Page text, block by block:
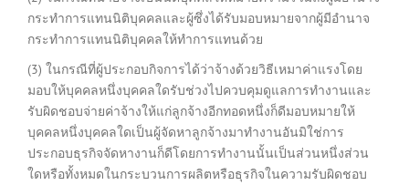
กระทำการแทนนิติบุคคลและผู้ซึ่งได้รับมอบหมายจากผู้มีอำนาจ
กระทำการแทนนิติบุคคลให้ทำการแทนด้วย
(3) ในกรณีที่ผู้ประกอบกิจการได้ว่าจ้างด้วยวิธีเหมาค่าแรงโดย
มอบให้บุคคลหนึ่งบุคคลใดรับช่วงไปควบคุมดูแลการทำงานและ
รับผิดชอบจ่ายค่าจ้างให้แก่ลูกจ้างอีกทอดหนึ่งก็ดีมอบหมายให้
บุคคลหนึ่งบุคคลใดเป็นผู้จัดหาลูกจ้างมาทำงานอันมิใช่การ
ประกอบธุรกิจจัดหางานก็ดีโดยการทำงานนั้นเป็นส่วนหนึ่งส่วน
ใดหรือทั้งหมดในกระบวนการผลิตหรือธุรกิจในความรับผิดชอบ